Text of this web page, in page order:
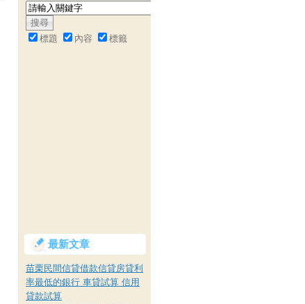
標題 內容 標籤
最新文章
苗栗民間信貸借款信貸房貸利
率最低的銀行 車貸試算 信用
貸款試算